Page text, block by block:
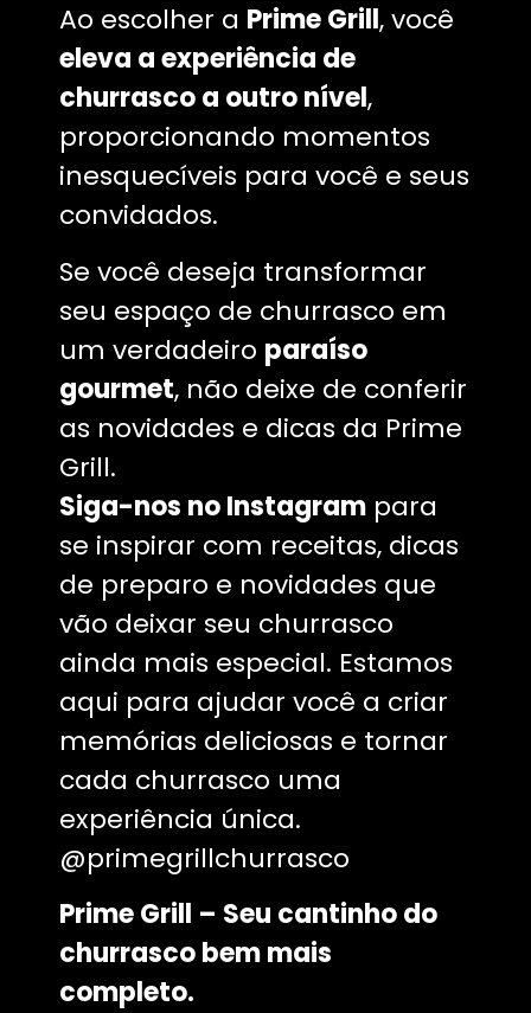
Ao escolher a Prime Grill, você
eleva a experiência de
churrasco a outro nível,
proporcionando momentos
inesquecíveis para você e seus
convidados.
Se você deseja transformar
seu espaço de churrasco em
um verdadeiro paraíso
gourmet, não deixe de conferir
as novidades e dicas da Prime
Grill.
Siga-nos no Instagram para
se inspirar com receitas, dicas
de preparo e novidades que
vão deixar seu churrasco
ainda mais especial. Estamos
aqui para ajudar você a criar
memórias deliciosas e tornar
cada churrasco uma
experiência única.
@primegrillchurrasco
Prime Grill – Seu cantinho do
churrasco bem mais
completo.